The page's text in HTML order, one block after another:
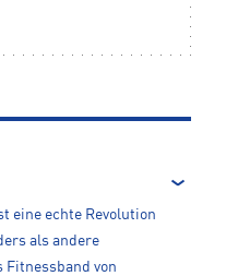
eine echte Revolution
als andere
Fitnessband von